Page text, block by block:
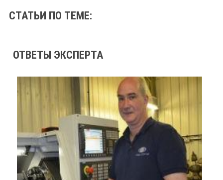
СТАТЬИ ПО ТЕМЕ:
ОТВЕТЫ ЭКСПЕРТА